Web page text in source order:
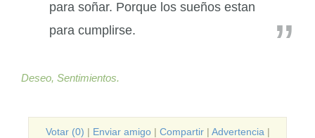
para soñar. Porque los sueños estan
para cumplirse.
Deseo, Sentimientos.
Votar (0) | Enviar amigo| Compartir| Advertencia |